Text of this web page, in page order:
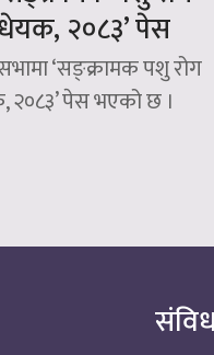
२०८३’ पेस
‘सङ्क्रामक पशु रोग
२०८३’ पेस भएको छ ।